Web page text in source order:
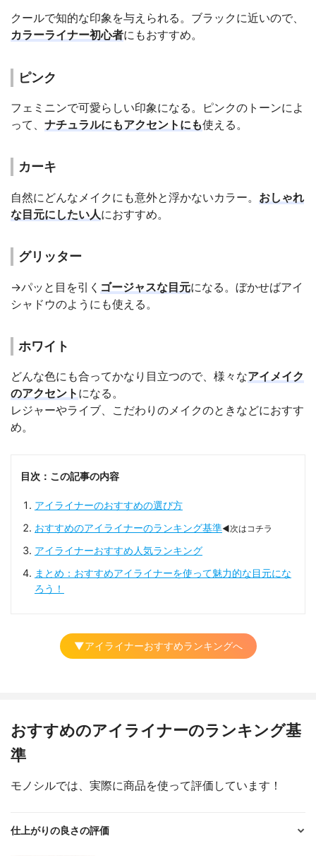
クールで知的な印象を与えられる。ブラックに近いので、
カラーライナー初心者にもおすすめ。
ピンク
フェミニンで可愛らしい印象になる。ピンクのトーンによ
って、 ナチュラルにもアクセントにも使える。
カーキ
自然にどんなメイクにも意外と浮かないカラー。 おしゃれ
な目元にしたい人におすすめ。
グリッター
→パッと目を引く ゴージャスな目元になる。ぼかせばアイ
シャドウのようにも使える。
ホワイト
どんな色にも合ってかなり目立つので、様々なアイメイク
のアクセント になる。
レジャーやライブ、こだわりのメイクのときなどにおすす
め。
目次：この記事の内容
アイライナーのおすすめの選び方
おすすめのアイライナーのランキング基準◀次はコチラ
アイライナーおすすめ人気ランキング
まとめ：おすすめアイライナーを使って魅力的な目元にな
ろう！
▼アイライナーおすすめランキングへ
おすすめのアイライナーのランキング基
準
モノシルでは、実際に商品を使って評価しています！
仕上がりの良さの評価